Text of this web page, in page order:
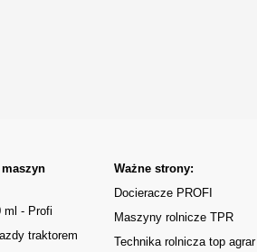
ml - Profi
traktorem
Ważne strony:
Docieracze PROFI
Maszyny rolnicze TPR
Technika rolnicza top agrar